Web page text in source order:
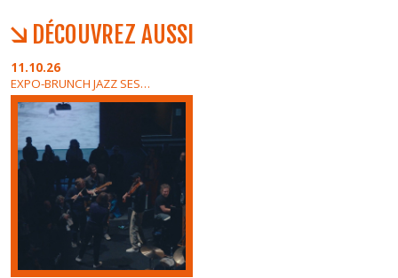
DÉCOUVREZ AUSSI
11.10.26
EXPO-BRUNCH JAZZ SESSION